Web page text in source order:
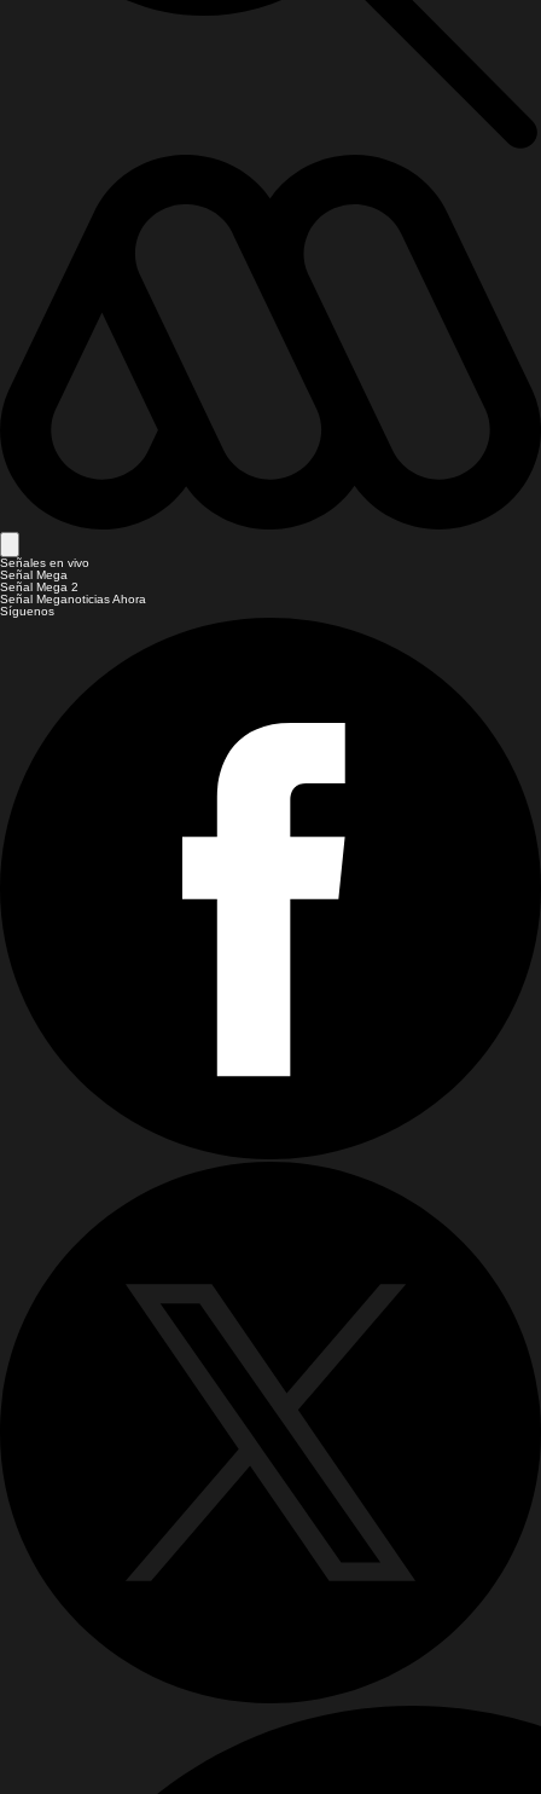
Señales en vivo
Señal Mega
Señal Mega 2
Señal Meganoticias Ahora
Síguenos